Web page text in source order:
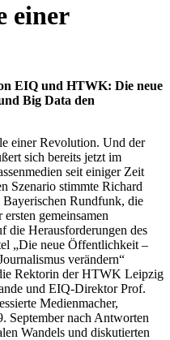
einer
EIQ und HTWK: Die neue
Big Data den
einer Revolution. Und der
sich bereits jetzt im
seit einiger Zeit
Szenario stimmte Richard
Rundfunk, die
gemeinsamen
Herausforderungen des
„Die neue Öffentlichkeit –
verändern“
Rektorin der HTWK Leipzig
und EIQ-Direktor Prof.
Medienmacher,
September nach Antworten
Wandels und diskutierten